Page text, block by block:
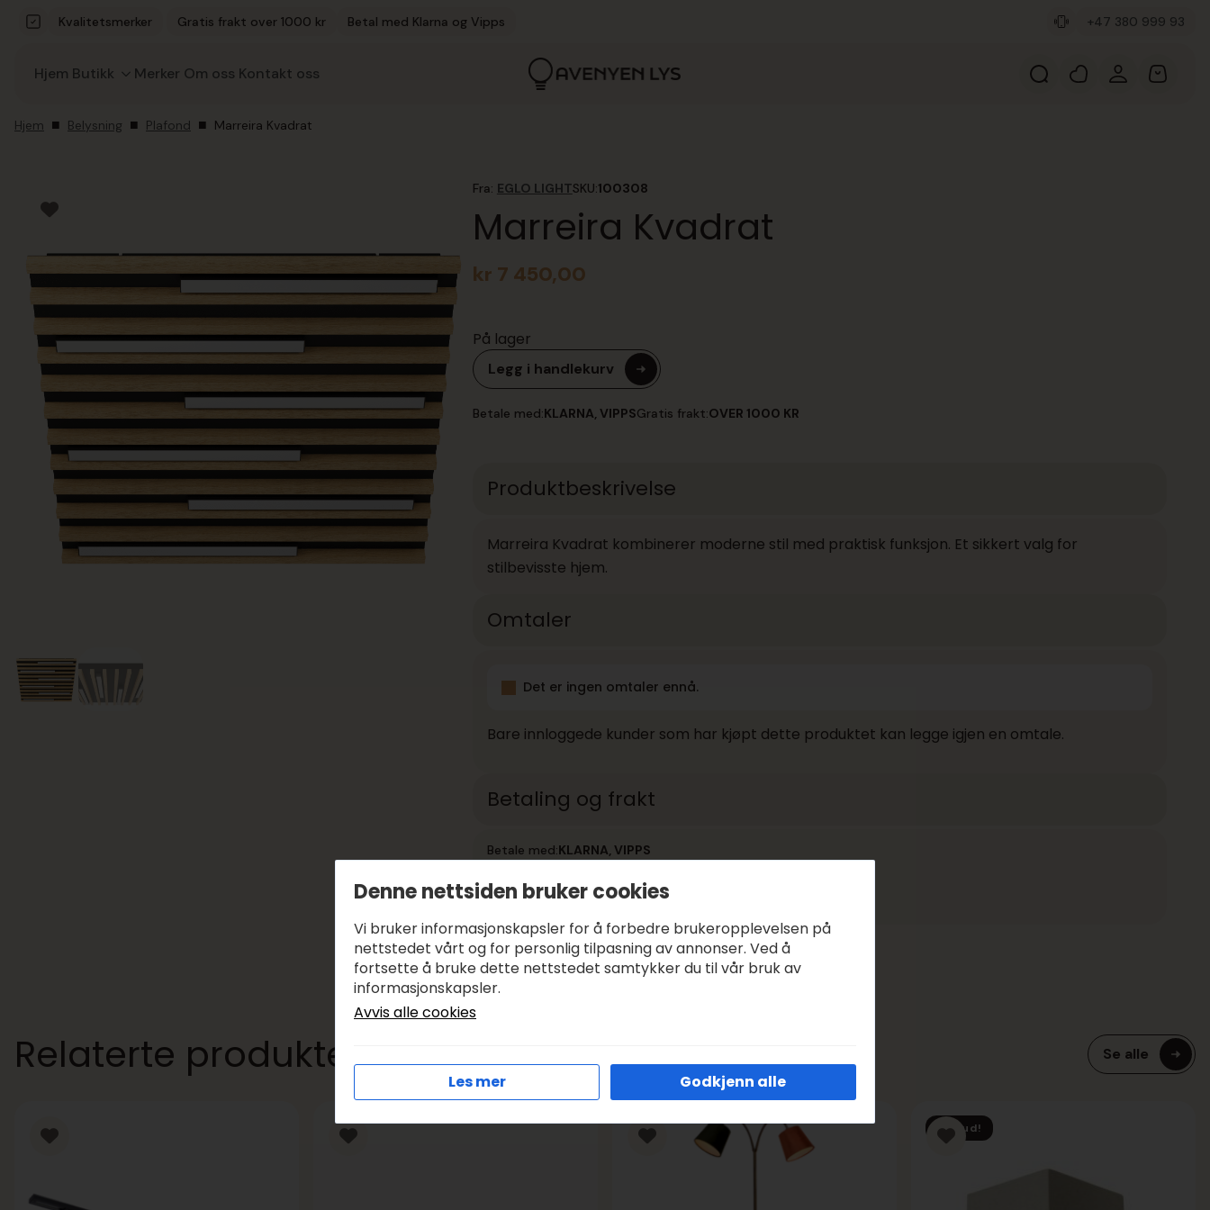
Kvalitetsmerker
Gratis frakt over 1000 kr Betal med Klarna og Vipps +47 380 999 93
Hjem Butikk Merker Om oss Kontakt oss
Hjem Belysning Plafond Marreira Kvadrat
Fra: EGLO LIGHTSKU:100308
Marreira Kvadrat
kr 7 450,00
På lager
Legg i handlekurv
Betale med:KLARNA, VIPPSGratis frakt:OVER 1000 KR
Produktbeskrivelse
Marreira Kvadrat kombinerer moderne stil med praktisk funksjon. Et sikkert valg for
stilbevisste hjem.
Omtaler
Det er ingen omtaler ennå.
Bare innloggede kunder som har kjøpt dette produktet kan legge igjen en omtale.
Betaling og frakt
Betale med:KLARNA, VIPPS
Frakt: GRATIS FRA KR 1000
Relaterte produkter Se alle
Tilbud!
Denne nettsiden bruker cookies
Vi bruker informasjonskapsler for å forbedre brukeropplevelsen på
nettstedet vårt og for personlig tilpasning av annonser. Ved å
fortsette å bruke dette nettstedet samtykker du til vår bruk av
informasjonskapsler.
Avvis alle cookies
Les mer Godkjenn alle